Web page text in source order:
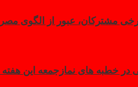
مشترکان، عبور از الگوی
در خطبه های نمازجمعه این